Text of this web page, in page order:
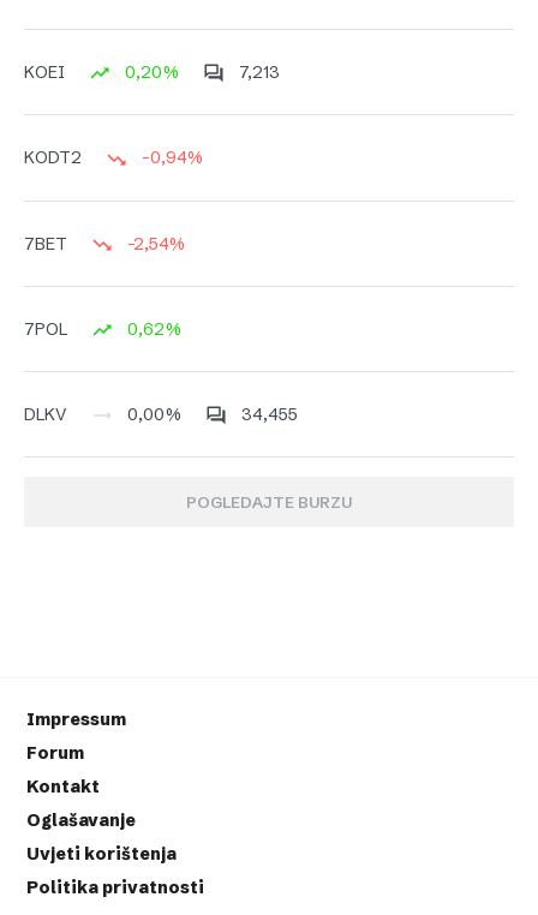
KOEI 0,20% 7,213
KODT2 -0,94%
7BET -2,54%
7POL 0,62%
DLKV 0,00% 34,455
POGLEDAJTE BURZU
Impressum
Forum
Kontakt
Oglašavanje
Uvjeti korištenja
Politika privatnosti